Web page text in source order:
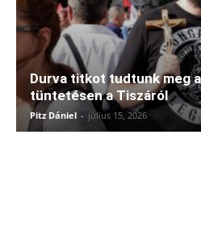
Durva titkot tudtunk meg
tüntetésen a Tiszáról
Pitz Dániel - július 15, 2026